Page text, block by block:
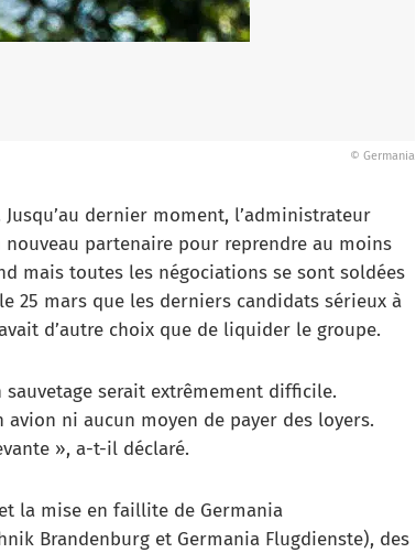
© Germania
dernier moment, l’administrateur
partenaire pour reprendre au moins
mais toutes les négociations se sont soldées
25 mars que les derniers candidats sérieux à
d’autre choix que de liquider le groupe.
serait extrêmement difficile.
ni aucun moyen de payer des loyers.
», a-t-il déclaré.
la mise en faillite de Germania
Brandenburg et Germania Flugdienste), des